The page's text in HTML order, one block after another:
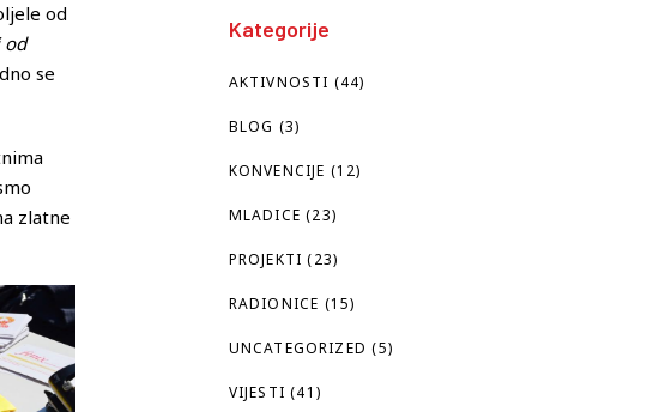
od
od
se
zlatne
Kategorije
AKTIVNOSTI (44)
BLOG (3)
KONVENCIJE (12)
MLADICE (23)
PROJEKTI (23)
RADIONICE (15)
UNCATEGORIZED (5)
VIJESTI (41)